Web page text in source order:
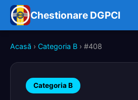
Chestionare DGPCI
Acasă › Categoria B › #408
Categoria B